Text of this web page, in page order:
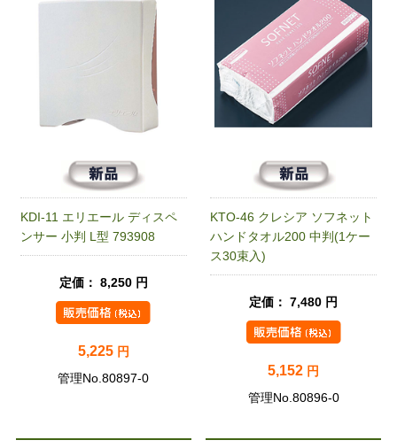
KDI-11 エリエール ディスペ
ンサー 小判 L型 793908
定価： 8,250 円
5,225 円
管理No.80897-0
KTO-46 クレシア ソフネット
ハンドタオル200 中判(1ケー
ス30束入)
定価： 7,480 円
5,152 円
管理No.80896-0